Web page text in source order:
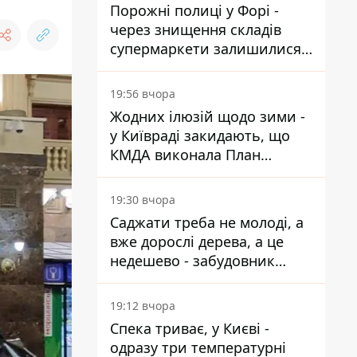
Порожні полиці у Форі -
через знищення складів
супермаркети залишилися
без асортименту
19:56 вчора
Жодних ілюзій щодо зими -
у Київраді закидають, що
КМДА виконала План
стійкості на 20%
19:30 вчора
Саджати треба не молоді, а
вже дорослі дерева, а це
недешево - забудовник
Ніконов
19:12 вчора
Спека триває, у Києві -
одразу три температурні